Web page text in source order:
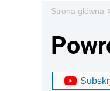
Strona główna